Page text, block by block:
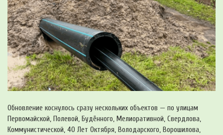
Обновление коснулось сразу нескольких объектов — по улицам
Первомайской, Полевой, Будённого, Мелиоративной, Свердлова,
Коммунистической, 40 Лет Октября, Володарского, Ворошилова,